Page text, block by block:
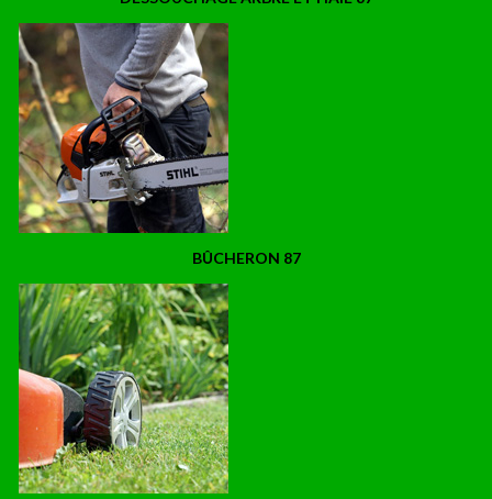
BÛCHERON 87